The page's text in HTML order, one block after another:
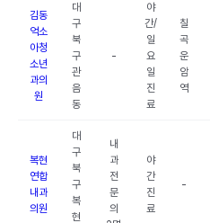
김동
억소
아청
소년
과의
원
대
구
북
구
관
음
동
-
야
간/
일
요
일
진
료
칠
곡
운
암
역
복현
연합
내과
의원
대
구
북
구
복
현
내
과
전
문
의
야
간
진
료
-